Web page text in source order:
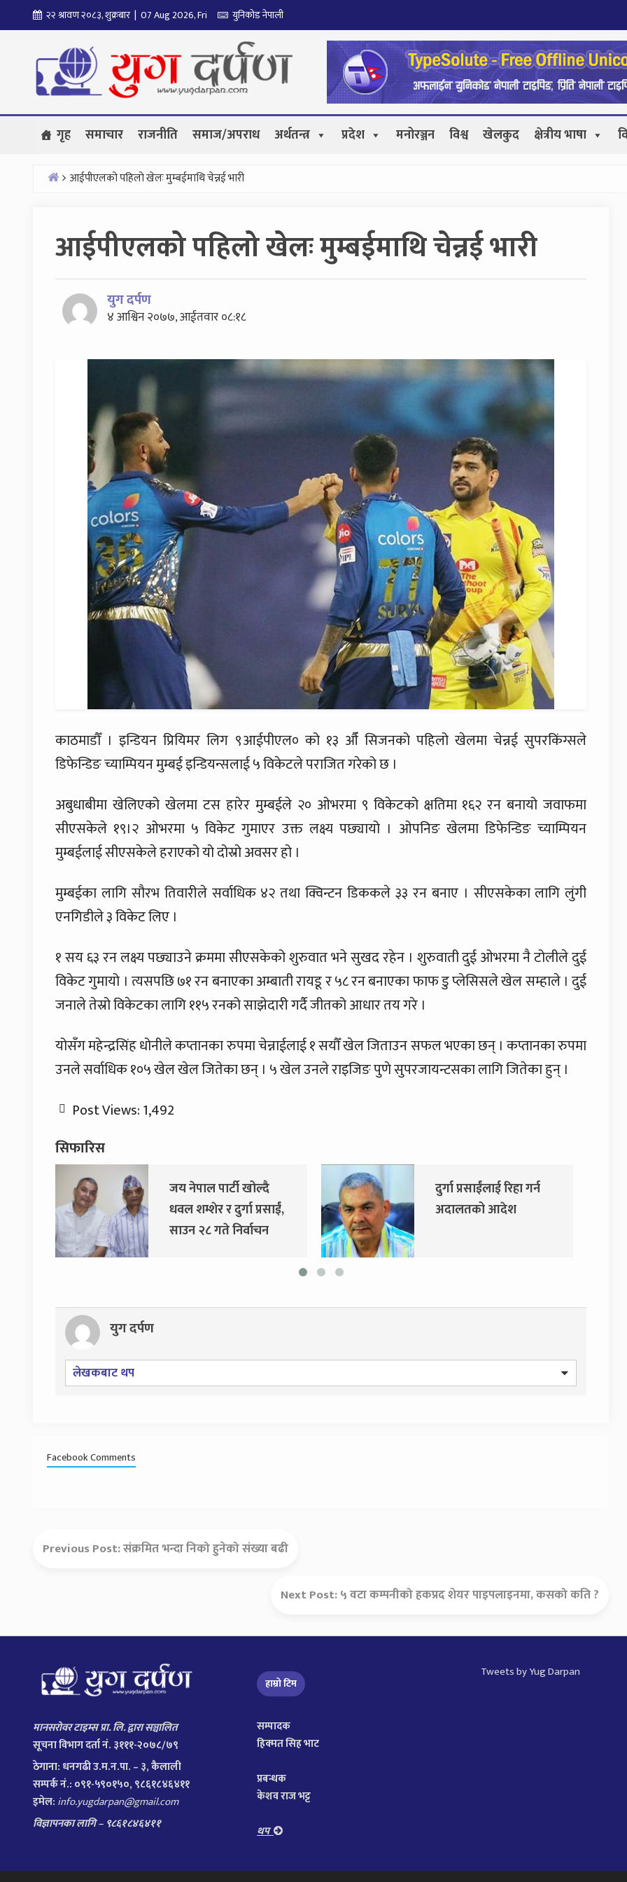
to
२२ श्रावण २०८३, शुक्रबार | 07 Aug 2026, Fri युनिकोड नेपाली
गृह समाचार राजनीति समाज/अपराध अर्थतन्त्र प्रदेश मनोरञ्जन विश्व खेलकुद क्षेत्रीय भाषा
आईपीएलको पहिलो खेलः मुम्बईमाथि चेन्नई भारी
आईपीएलको पहिलो खेलः मुम्बईमाथि चेन्नई भारी
युग दर्पण
४ आश्विन २०७७, आईतवार ०८:१८
काठमाडौँ । इन्डियन प्रियिमर लिग ९आईपीएल० को १३ औँ सिजनको पहिलो खेलमा चेन्नई सुपरकिंग्सले
डिफेन्डिङ च्याम्पियन मुम्बई इन्डियन्सलाई ५ विकेटले पराजित गरेको छ ।
अबुधाबीमा खेलिएको खेलमा टस हारेर मुम्बईले २० ओभरमा ९ विकेटको क्षतिमा १६२ रन बनायो जवाफमा
सीएसकेले १९।२ ओभरमा ५ विकेट गुमाएर उक्त लक्ष्य पछ्यायो । ओपनिङ खेलमा डिफेन्डिङ च्याम्पियन
मुम्बईलाई सीएसकेले हराएको यो दोस्रो अवसर हो ।
मुम्बईका लागि सौरभ तिवारीले सर्वाधिक ४२ तथा क्विन्टन डिककले ३३ रन बनाए । सीएसकेका लागि लुंगी
एनगिडीले ३ विकेट लिए ।
१ सय ६३ रन लक्ष्य पछ्याउने क्रममा सीएसकेको शुरुवात भने सुखद रहेन । शुरुवाती दुई ओभरमा नै टोलीले दुई
विकेट गुमायो । त्यसपछि ७१ रन बनाएका अम्बाती रायडू र ५८ रन बनाएका फाफ डु प्लेसिसले खेल सम्हाले । दुई
जनाले तेस्रो विकेटका लागि ११५ रनको साझेदारी गर्दै जीतको आधार तय गरे ।
योसँग महेन्द्रसिंह धोनीले कप्तानका रुपमा चेन्नाईलाई १ सयौँ खेल जिताउन सफल भएका छन् । कप्तानका रुपमा
उनले सर्वाधिक १०५ खेल खेल जितेका छन् । ५ खेल उनले राइजिङ पुणे सुपरजायन्टसका लागि जितेका हुन् ।
Post Views:1,492
सिफारिस
जय नेपाल पार्टी खोल्दै
धवल शम्शेर र दुर्गा प्रसाईं,
साउन २८ गते निर्वाचन
आयोग जाने
दुर्गा प्रसाईंलाई रिहा गर्न
अदालतको आदेश
युग दर्पण
लेखकबाट थप
Facebook Comments
Previous Post:संक्रमित भन्दा निको हुनेको संख्या बढी
Next Post:५ वटा कम्पनीको हकप्रद शेयर पाइपलाइनमा, कसको कति ?
मानसरोवर टाइम्स प्रा. लि. द्वारा सञ्चालित
सूचना विभाग दर्ता नं. ३१११-२०७८/७९
ठेगाना: धनगढी उ.म.न.पा. – ३, कैलाली
सम्पर्क नं.: ०९१-५९०१५०, ९८६१८४६४११
इमेल: info.yugdarpan@gmail.com
विज्ञापनका लागि – ९८६१८४६४११
हाम्रो टिम
सम्पादक
हिक्मत सिह भाट
प्रबन्धक
केशव राज भट्ट
थप
Tweets by Yug Darpan